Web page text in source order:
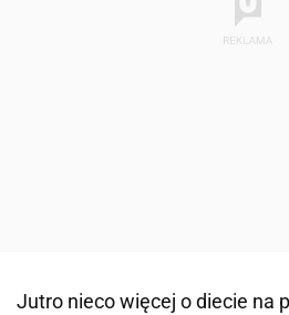
Jutro nieco więcej o diecie na